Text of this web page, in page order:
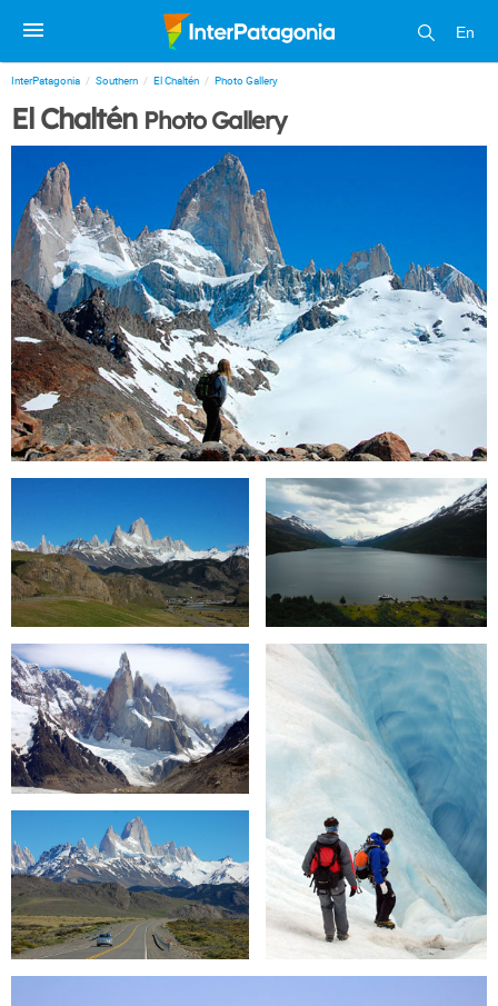
En
InterPatagonia Southern El Chaltén Photo Gallery
El Chaltén Photo Gallery